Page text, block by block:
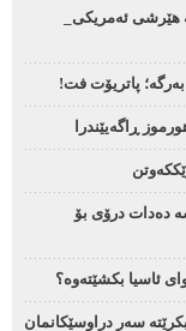
هێرشی ئەمریکی_
پاتریۆت فت!
ڕاگەیێندرا
دەدات درۆی بۆ
ئاسیا بکشێتەوە؟
سەر دراوسێکانمان